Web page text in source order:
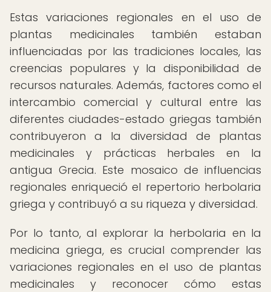
Estas variaciones regionales en el uso de
plantas medicinales también estaban
influenciadas por las tradiciones locales, las
creencias populares y la disponibilidad de
recursos naturales. Además, factores como el
intercambio comercial y cultural entre las
diferentes ciudades-estado griegas también
contribuyeron a la diversidad de plantas
medicinales y prácticas herbales en la
antigua Grecia. Este mosaico de influencias
regionales enriqueció el repertorio herbolaria
griega y contribuyó a su riqueza y diversidad.
Por lo tanto, al explorar la herbolaria en la
medicina griega, es crucial comprender las
variaciones regionales en el uso de plantas
medicinales y reconocer cómo estas